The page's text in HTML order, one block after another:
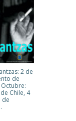
2 de
de
Octubre:
Chile, 4
de